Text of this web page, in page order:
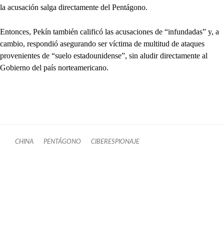
la acusación salga directamente del Pentágono.
Entonces, Pekín también calificó las acusaciones de “infundadas” y, a
cambio, respondió asegurando ser víctima de multitud de ataques
provenientes de “suelo estadounidense”, sin aludir directamente al
Gobierno del país norteamericano.
CHINA PENTÁGONO CIBERESPIONAJE